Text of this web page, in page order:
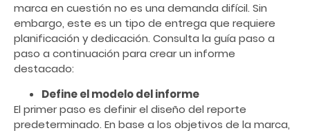
marca en cuestión no es una demanda difícil. Sin
embargo, este es un tipo de entrega que requiere
planificación y dedicación. Consulta la guía paso a
paso a continuación para crear un informe
destacado:
Define el modelo del informe
El primer paso es definir el diseño del reporte
predeterminado. En base a los objetivos de la marca,